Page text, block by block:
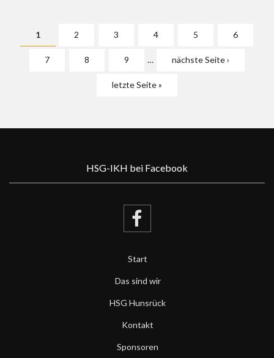
1 2 3 4 5 6
7 8 9 … nächste Seite ›
letzte Seite »
HSG-IKH bei Facebook
Start
Das sind wir
HSG Hunsrück
Kontakt
Sponsoren